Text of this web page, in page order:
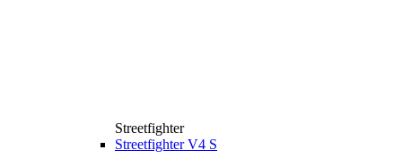
Streetfighter
Streetfighter V4 S